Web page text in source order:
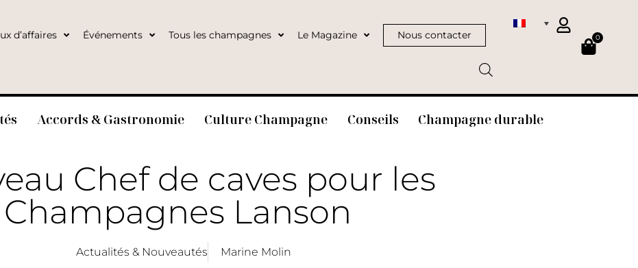
d’affaires Événements Tous les champagnes Le Magazine Nous contacter 0
Accords & Gastronomie Culture Champagne Conseils Champagne durable
Chef de caves pour les
Champagnes Lanson
Actualités & Nouveautés Marine Molin